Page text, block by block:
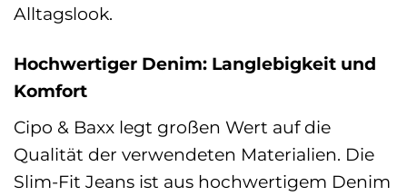
Alltagslook.
Hochwertiger Denim: Langlebigkeit und
Komfort
Cipo & Baxx legt großen Wert auf die
Qualität der verwendeten Materialien. Die
Slim-Fit Jeans ist aus hochwertigem Denim